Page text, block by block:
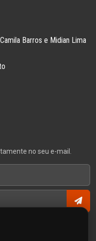
Barros e Midian Lima
no seu e-mail.